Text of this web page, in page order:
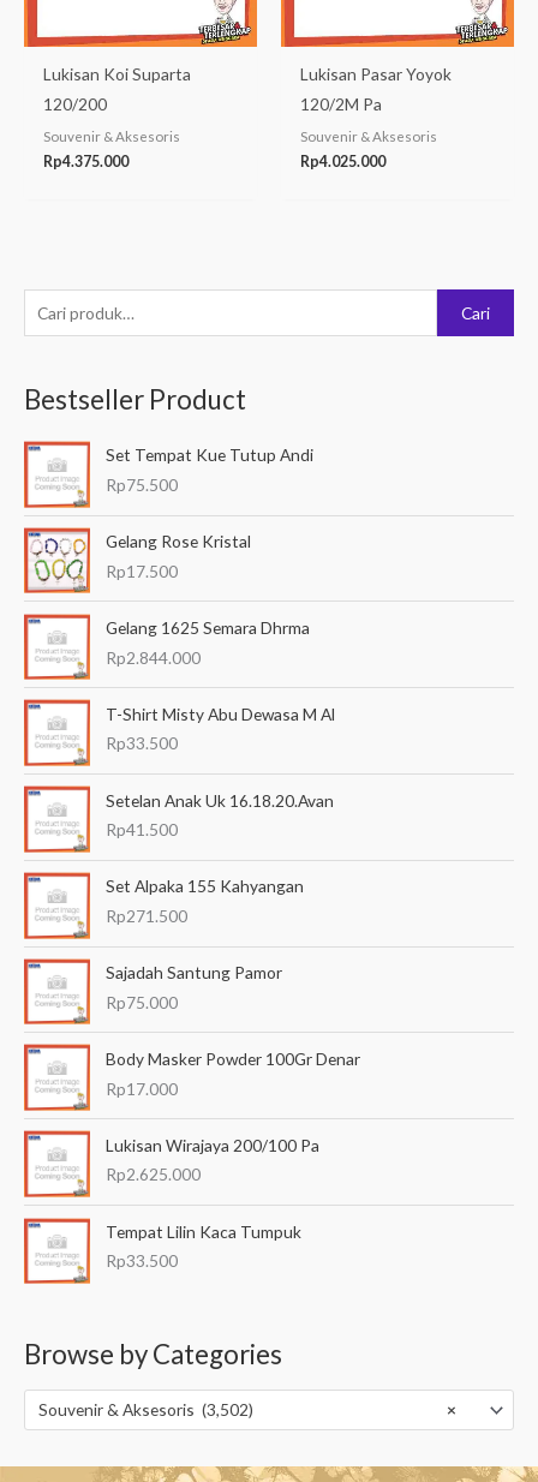
e
c
a
u
n
u
Cari
Bestseller Product
Set Tempat Kue Tutup Andi
Rp75.500
Gelang Rose Kristal
Rp17.500
Gelang 1625 Semara Dhrma
Rp2.844.000
T-Shirt Misty Abu Dewasa M Al
Rp33.500
Setelan Anak Uk 16.18.20.Avan
Rp41.500
Set Alpaka 155 Kahyangan
Rp271.500
Sajadah Santung Pamor
Rp75.000
Body Masker Powder 100Gr Denar
Rp17.000
Lukisan Wirajaya 200/100 Pa
Rp2.625.000
Tempat Lilin Kaca Tumpuk
Rp33.500
Browse by Categories
×
Souvenir & Aksesoris (3,502)
Lukisan Koi Suparta
120/200
Souvenir & Aksesoris
Rp4.375.000
Lukisan Pasar Yoyok
120/2M Pa
Souvenir & Aksesoris
Rp4.025.000